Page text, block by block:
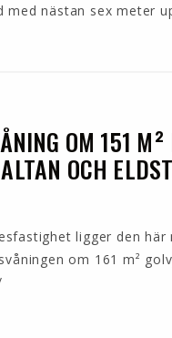
med nästan sex meter
OM 151
OCH
ligger den
om 161 m²